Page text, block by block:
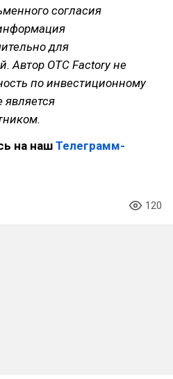
согласия
для
Автор OTC Factory не
по инвестиционному
является
на наш Телеграмм-
120